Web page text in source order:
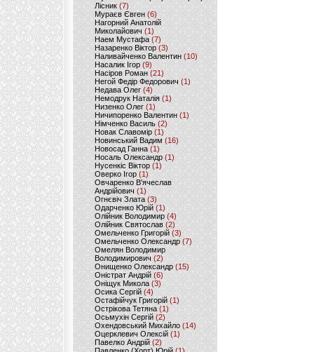
Лісник (7)
Мураєв Євген(6)
Нагорний Анатолій
Миколайович (1)
Наем Мустафа (7)
Назаренко Віктор (3)
Наливайченко Валентин (10)
Насалик Ігор(9)
Насіров Роман (21)
Негой Федір Федорович(1)
Недава Олег(4)
Немодрук Наталія(1)
Низенко Олег (1)
Ничипоренко Валентин (1)
Німченко Василь (2)
Новак Славомір (1)
Новинський Вадим (16)
Новосад Ганна (1)
Носаль Олександр (1)
Нусенкіс Віктор (1)
Оверко Ігор (1)
Овчаренко В'ячеслав
Андрійович(1)
Огнєвіч Злата (3)
Одарченко Юрій(1)
Олійник Володимир (4)
Олійник Святослав (2)
Омельченко Григорій (3)
Омельченко Олександр(7)
Омелян Володимир
Володимирович (2)
Онищенко Олександр (15)
Оністрат Андрій (6)
Оніщук Микола (3)
Осика Сергій(4)
Остафійчук Григорій(1)
Острікова Тетяна (1)
Осьмухін Сергій (2)
Охендовський Михайло (14)
Оцерклевич Олексій (1)
Павелко Андрій (2)